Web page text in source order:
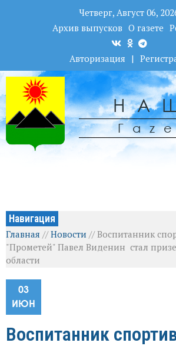
Четверг, Август 06,
Архив выпусков О газете
Авторизация |
Навигация
Главная //Новости //Воспитанник
"Прометей" Павел Виденин стал
области
03
ИЮН
Воспитанник